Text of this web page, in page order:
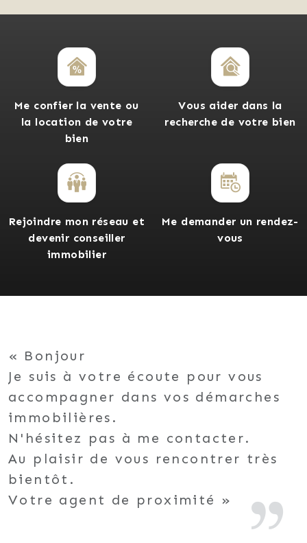
Me confier la vente ou
la location de votre
bien
Vous aider dans la
recherche de votre bien
Rejoindre mon réseau et
devenir conseiller
immobilier
Me demander un rendez-
vous
Bonjour
Je suis à votre écoute pour vous
accompagner dans vos démarches
immobilières.
N'hésitez pas à me contacter.
Au plaisir de vous rencontrer très
bientôt.
Votre agent de proximité